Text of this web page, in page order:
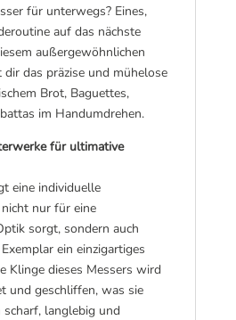
für unterwegs? Eines,
auf das nächste
außergewöhnlichen
das präzise und mühelose
Brot, Baguettes,
im Handumdrehen.
für ultimative
eine individuelle
nur für eine
sorgt, sondern auch
ein einzigartiges
Klinge dieses Messers wird
und geschliffen, was sie
langlebig und